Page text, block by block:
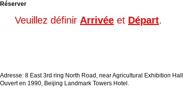
Réserver
Veuillez définir Arrivée et Départ.
Adresse: 8 East 3rd ring North Road, near Agricultural Exhibition Hall
Ouvert en 1990, Beijing Landmark Towers Hotel.